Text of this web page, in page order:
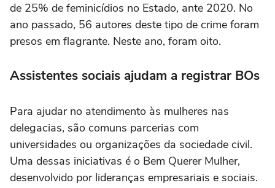
de 25% de feminicídios no Estado, ante 2020. No
ano passado, 56 autores deste tipo de crime foram
presos em flagrante. Neste ano, foram oito.
Assistentes sociais ajudam a registrar BOs
Para ajudar no atendimento às mulheres nas
delegacias, são comuns parcerias com
universidades ou organizações da sociedade civil.
Uma dessas iniciativas é o Bem Querer Mulher,
desenvolvido por lideranças empresariais e sociais.